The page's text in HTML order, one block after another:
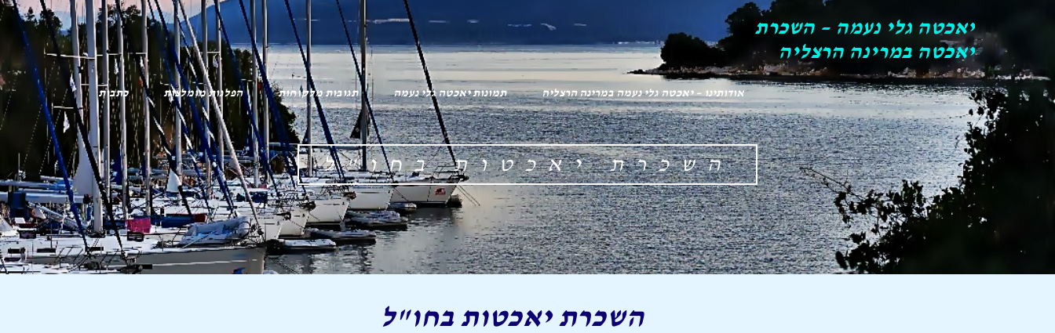
יאכטה גלי נעמה – השכרת
יאכטה במרינה הרצליה
אודותינו – יאכטה גלי נעמה במרינה הרצליה תמונות יאכטה גלי נעמה תגובות מלקוחות הפלגות מומלצות כתבות
השכרת יאכטות בחו"ל
השכרת יאכטות בחו"ל